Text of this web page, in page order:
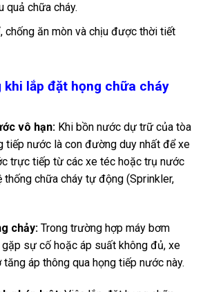
quả chữa cháy.
chống ăn mòn và chịu được thời tiết
khi lắp đặt họng chữa cháy
vô hạn:Khi bồn nước dự trữ của tòa
tiếp nước là con đường duy nhất để xe
trực tiếp từ các xe téc hoặc trụ nước
thống chữa cháy tự động (Sprinkler,
chảy:Trong trường hợp máy bơm
sự cố hoặc áp suất không đủ, xe
áp thông qua họng tiếp nước này.